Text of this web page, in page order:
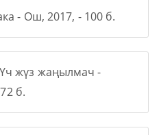
- Ош, 2017, - 100 б.
жүз жаңылмач -
б.